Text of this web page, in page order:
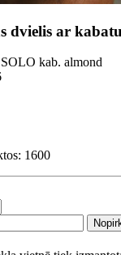
dvielis ar
kab. almond
1600